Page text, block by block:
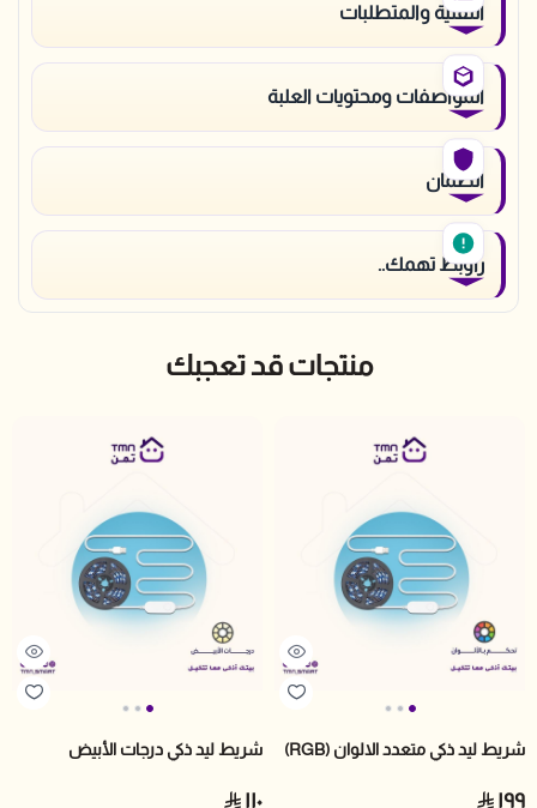
التقنية والمتطلبات
المواصفات ومحتويات العلبة
الضمان
راوبط تهمك..
منتجات قد تعجبك
شريط ليد ذكي متعدد الالوان (RGB)
١٩٩
شريط ليد ذكي درجات الأبيض
١١٠